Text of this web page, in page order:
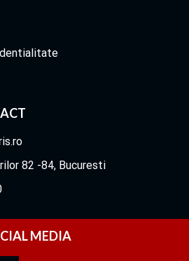
82 -84, Bucuresti
MEDIA